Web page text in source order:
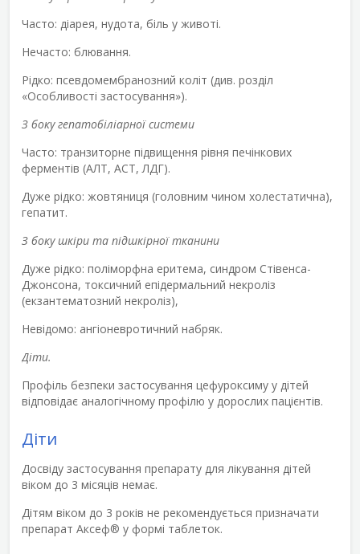
Часто: діарея, нудота, біль у животі.
Нечасто: блювання.
Рідко: псевдомембранозний коліт (див. розділ
«Особливості застосування»).
З боку гепатобіліарної системи
Часто: транзиторне підвищення рівня печінкових
ферментів (АЛТ, АСТ, ЛДГ).
Дуже рідко: жовтяниця (головним чином холестатична),
гепатит.
З боку шкіри та підшкірної тканини
Дуже рідко: поліморфна еритема, синдром Стівенса-
Джонсона, токсичний епідермальний некроліз
(екзантематозний некроліз),
Невідомо: ангіоневротичний набряк.
Діти.
Профіль безпеки застосування цефуроксиму у дітей
відповідає аналогічному профілю у дорослих пацієнтів.
Діти
Досвіду застосування препарату для лікування дітей
віком до 3 місяців немає.
Дітям віком до 3 років не рекомендується призначати
препарат Аксеф® у формі таблеток.